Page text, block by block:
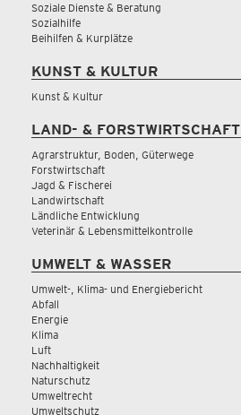
Soziale Dienste & Beratung
Sozialhilfe
Beihilfen & Kurplätze
KUNST & KULTUR
Kunst & Kultur
LAND- & FORSTWIRTSCHAFT
Agrarstruktur, Boden, Güterwege
Forstwirtschaft
Jagd & Fischerei
Landwirtschaft
Ländliche Entwicklung
Veterinär & Lebensmittelkontrolle
UMWELT & WASSER
Umwelt-, Klima- und Energiebericht
Abfall
Energie
Klima
Luft
Nachhaltigkeit
Naturschutz
Umweltrecht
Umweltschutz